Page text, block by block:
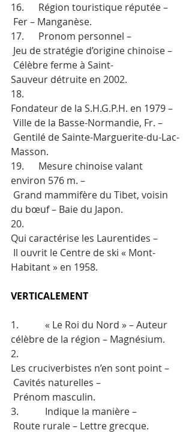
16.      Région touristique réputée –
Fer – Manganèse.
17.      Pronom personnel –
Jeu de stratégie d’origine chinoise –
Célèbre ferme à Saint-
Sauveur détruite en 2002.
18.
Fondateur de la S.H.G.P.H. en 1979 –
Ville de la Basse-Normandie, Fr. –
Gentilé de Sainte-Marguerite-du-Lac-
Masson.
19.      Mesure chinoise valant
environ 576 m. –
Grand mammifère du Tibet, voisin
du bœuf – Baie du Japon.
20.
Qui caractérise les Laurentides –
Il ouvrit le Centre de ski « Mont-
Habitant » en 1958.
VERTICALEMENT
1.           « Le Roi du Nord » – Auteur
célèbre de la région – Magnésium.
2.
Les cruciverbistes n’en sont point –
Cavités naturelles –
Prénom masculin.
3.           Indique la manière –
Route rurale – Lettre grecque.